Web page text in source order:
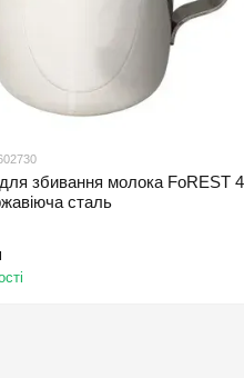
збивання молока FoREST
сталь